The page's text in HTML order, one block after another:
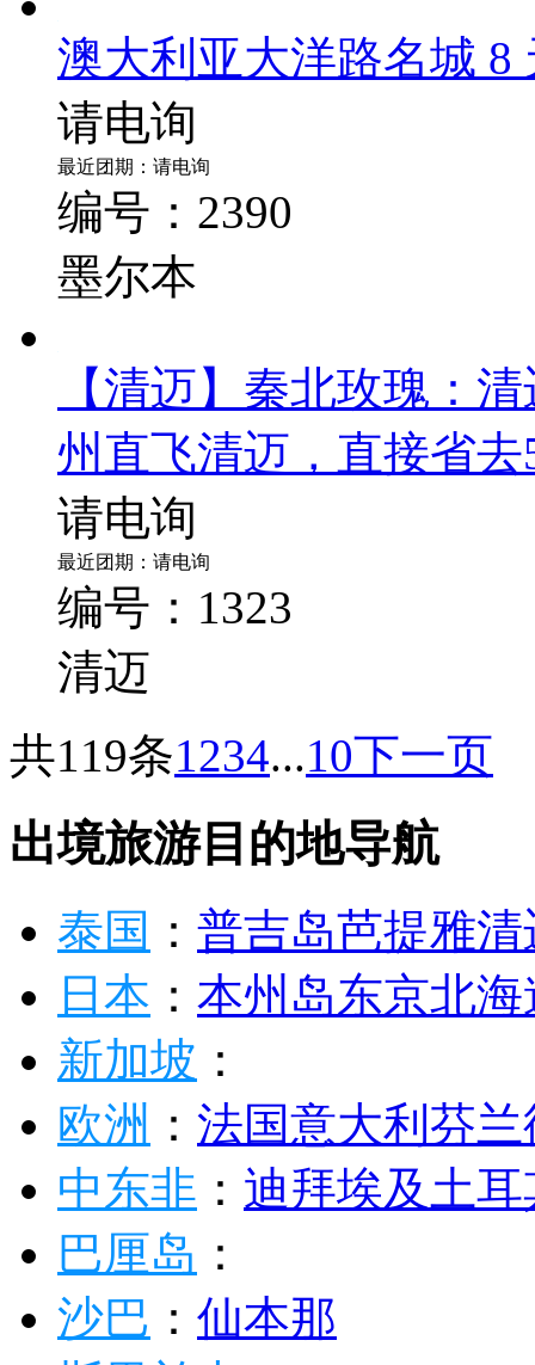
编号：2287
法国
澳大利亚大洋路名城 8
请电询
编号：2390
墨尔本
【清迈】秦北玫瑰：
州直飞清迈，直接省
请电询
最近团期：请电询
编号：1323
清迈
共119条1234...10下一页
出境旅游目的地导航
泰国 ： 普吉岛芭提雅
日本： 本州岛东京 北海
新加坡 ：
欧洲 ： 法国意大利